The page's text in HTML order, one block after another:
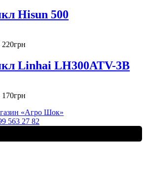
Hisun 500
220грн
Linhai LH300ATV-3B
170грн
563 27 82